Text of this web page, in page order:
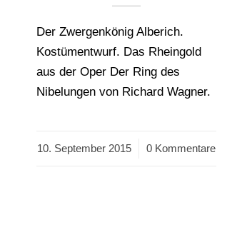
Der Zwergenkönig Alberich.
Kostümentwurf. Das Rheingold
aus der Oper Der Ring des
Nibelungen von Richard Wagner.
10. September 2015
/ 0 Kommentare